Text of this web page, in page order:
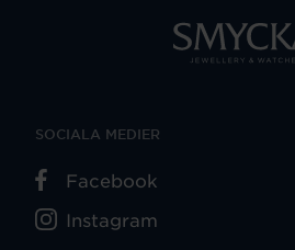
SOCIALA MEDIER
Facebook
Instagram